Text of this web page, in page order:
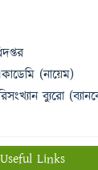
(নায়েম)
ব্যুরো
Useful Links